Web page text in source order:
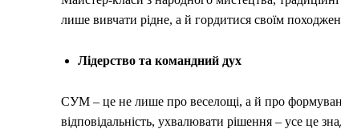
лише вивчати рідне, а й гордитися своїм
Лідерство та командний дух
СУМ – це не лише про веселощі, а й про
відповідальність, ухвалювати рішення – усе це